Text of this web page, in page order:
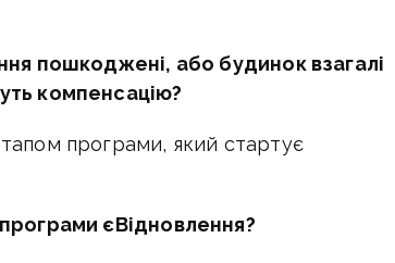
пошкоджені, або будинок взагалі
компенсацію?
програми, який стартує
єВідновлення?